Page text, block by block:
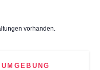
vorhanden.